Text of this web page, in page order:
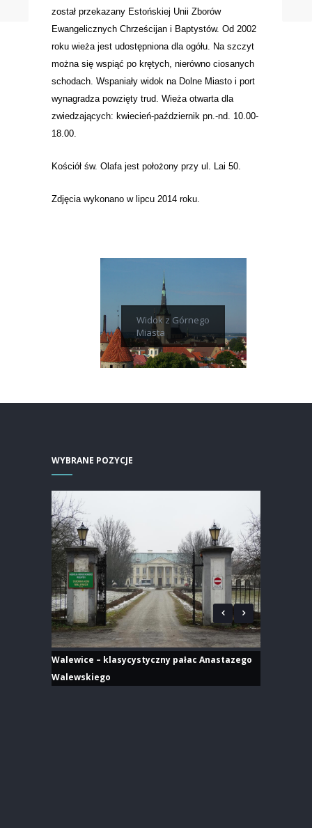
został przekazany Estońskiej Unii Zborów
Ewangelicznych Chrześcijan i Baptystów. Od 2002
roku wieża jest udostępniona dla ogółu. Na szczyt
można się wspiąć po krętych, nierówno ciosanych
schodach. Wspaniały widok na Dolne Miasto i port
wynagradza powzięty trud. Wieża otwarta dla
zwiedzających: kwiecień-październik pn.-nd. 10.00-
18.00.
Kościół św. Olafa jest położony przy ul. Lai 50.
Zdjęcia wykonano w lipcu 2014 roku.
Widok z Górnego
Miasta
WYBRANE POZYCJE
Walewice – klasycystyczny pałac Anastazego
Walewskiego